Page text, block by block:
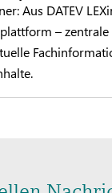
Aus DATEV
– zentrale